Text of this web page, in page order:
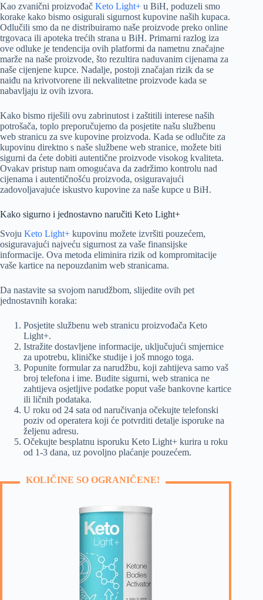
Kao zvanični proizvođač Keto Light+ u BiH, poduzeli smo
korake kako bismo osigurali sigurnost kupovine naših kupaca.
Odlučili smo da ne distribuiramo naše proizvode preko online
trgovaca ili apoteka trećih strana u BiH. Primarni razlog iza
ove odluke je tendencija ovih platformi da nametnu značajne
marže na naše proizvode, što rezultira naduvanim cijenama za
naše cijenjene kupce. Nadalje, postoji značajan rizik da se
naiđu na krivotvorene ili nekvalitetne proizvode kada se
nabavljaju iz ovih izvora.
Kako bismo riješili ovu zabrinutost i zaštitili interese naših
potrošača, toplo preporučujemo da posjetite našu službenu
web stranicu za sve kupovine proizvoda. Kada se odlučite za
kupovinu direktno s naše službene web stranice, možete biti
sigurni da ćete dobiti autentične proizvode visokog kvaliteta.
Ovakav pristup nam omogućava da zadržimo kontrolu nad
cijenama i autentičnošću proizvoda, osiguravajući
zadovoljavajuće iskustvo kupovine za naše kupce u BiH.
Kako sigurno i jednostavno naručiti Keto Light+
Svoju Keto Light+ kupovinu možete izvršiti pouzećem,
osiguravajući najveću sigurnost za vaše finansijske
informacije. Ova metoda eliminira rizik od kompromitacije
vaše kartice na nepouzdanim web stranicama.
Da nastavite sa svojom narudžbom, slijedite ovih pet
jednostavnih koraka:
Posjetite službenu web stranicu proizvođača Keto
Light+.
Istražite dostavljene informacije, uključujući smjernice
za upotrebu, kliničke studije i još mnogo toga.
Popunite formular za narudžbu, koji zahtijeva samo vaš
broj telefona i ime. Budite sigurni, web stranica ne
zahtijeva osjetljive podatke poput vaše bankovne kartice
ili ličnih podataka.
U roku od 24 sata od naručivanja očekujte telefonski
poziv od operatera koji će potvrditi detalje isporuke na
željenu adresu.
Očekujte besplatnu isporuku Keto Light+ kurira u roku
od 1-3 dana, uz povoljno plaćanje pouzećem.
KOLIČINE SO OGRANIČENE!